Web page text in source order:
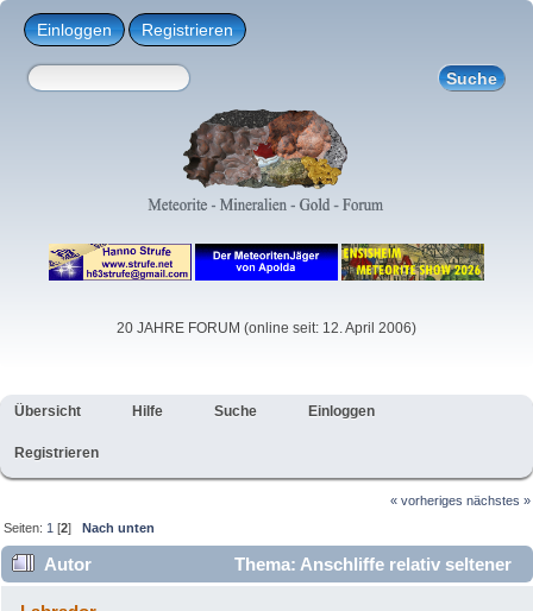
Einloggen Registrieren
20 JAHRE FORUM (online seit: 12. April 2006)
Übersicht Hilfe Suche Einloggen
Registrieren
« vorheriges nächstes »
Seiten: 1 [2]Nach unten
Autor
Thema: Anschliffe relativ seltener
Mineralien (Gelesen 13704 mal)